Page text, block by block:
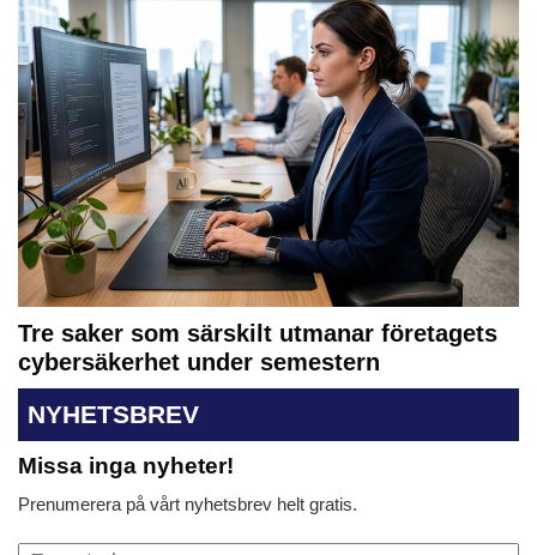
Tre saker som särskilt utmanar företagets
cybersäkerhet under semestern
NYHETSBREV
Missa inga nyheter!
Prenumerera på vårt nyhetsbrev helt gratis.